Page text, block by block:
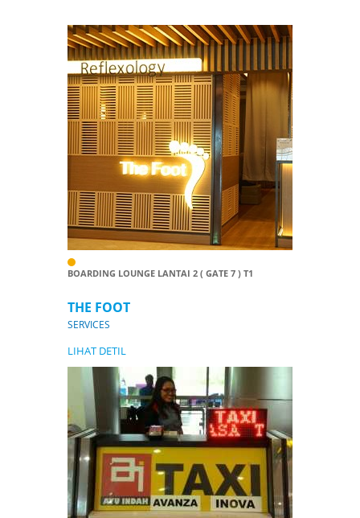
BOARDING LOUNGE LANTAI 2 ( GATE 7 ) T1
THE FOOT
SERVICES
LIHAT DETIL